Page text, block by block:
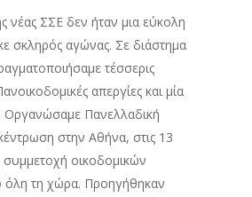
νέας ΣΣΕ δεν ήταν μια εύκολη
σκληρός αγώνας. Σε διάστημα
τέσσερις
απεργίες και μία
Οργανώσαμε Πανελλαδική
στην Αθήνα, στις 13
οικοδομικών
όλη τη χώρα. Προηγήθηκαν